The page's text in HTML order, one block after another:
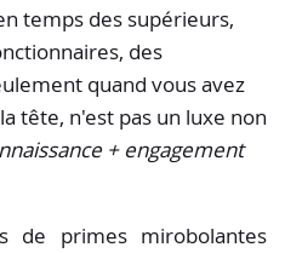
temps des supérieurs,
des
quand vous avez
tête, n'est pas un luxe non
+ engagement
de primes mirobolantes